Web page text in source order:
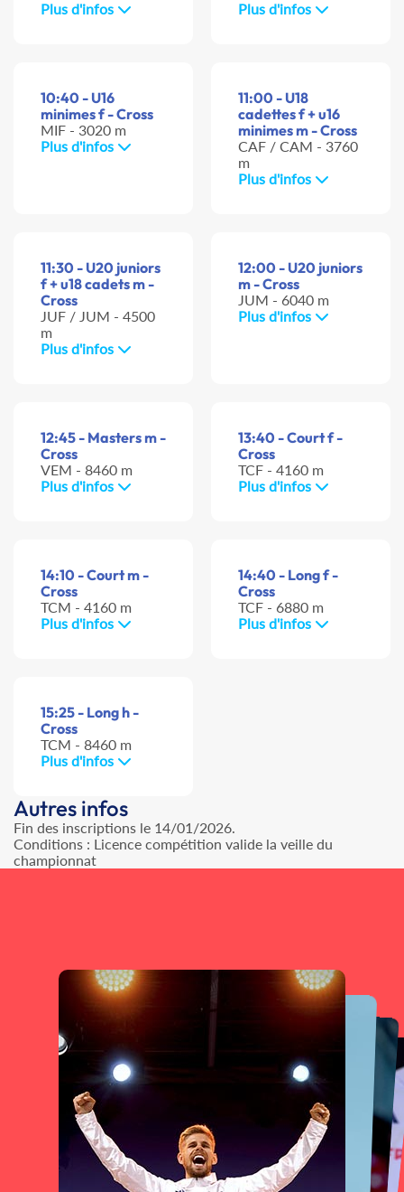
Plus d'infos
Plus d'infos
10:40 - U16
minimes f - Cross
MIF - 3020 m
Plus d'infos
11:00 - U18
cadettes f + u16
minimes m - Cross
CAF / CAM - 3760
m
Plus d'infos
11:30 - U20 juniors
f + u18 cadets m -
Cross
JUF / JUM - 4500
m
Plus d'infos
12:00 - U20 juniors
m - Cross
JUM - 6040 m
Plus d'infos
12:45 - Masters m -
Cross
VEM - 8460 m
Plus d'infos
13:40 - Court f -
Cross
TCF - 4160 m
Plus d'infos
14:10 - Court m -
Cross
TCM - 4160 m
Plus d'infos
14:40 - Long f -
Cross
TCF - 6880 m
Plus d'infos
15:25 - Long h -
Cross
TCM - 8460 m
Plus d'infos
Autres infos
Fin des inscriptions le 14/01/2026.
Conditions : Licence compétition valide la veille du
championnat